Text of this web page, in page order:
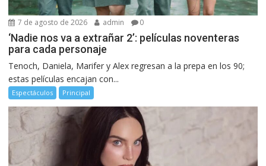
7 de agosto de 2026 admin 0
‘Nadie nos va a extrañar 2’: películas noventeras
para cada personaje
Tenoch, Daniela, Marifer y Alex regresan a la prepa en los 90;
estas películas encajan con...
Espectáculos Principal